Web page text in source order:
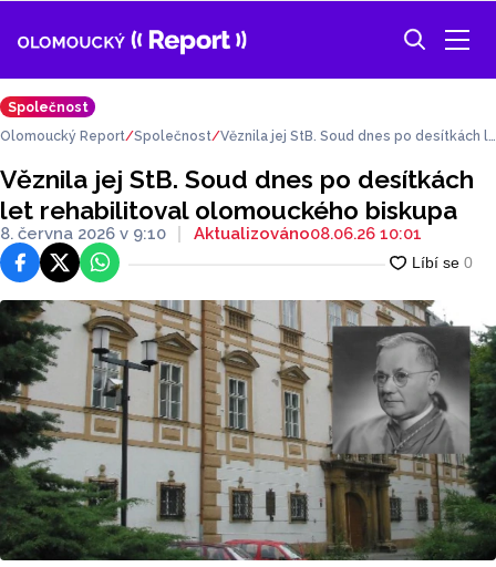
Společnost
Olomoucký Report Společnost Věznila jej StB. Soud dnes po desítkách l
Věznila jej StB. Soud dnes po desítkách
let rehabilitoval olomouckého biskupa
8. června 2026 v 9:10 Aktualizováno08.06.26 10:01
FacebookPlatforma X
WhatsApp